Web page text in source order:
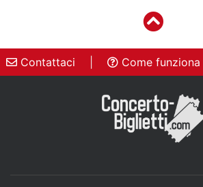
Contattaci Come funziona